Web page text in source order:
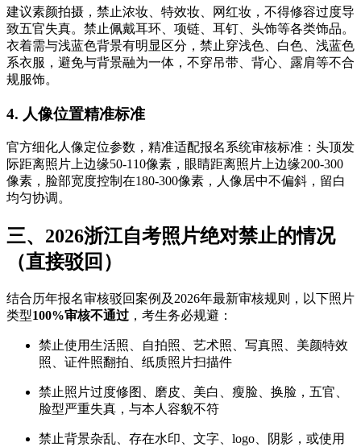
建议素颜拍摄，禁止浓妆、特效妆、网红妆，不得修容过度导
致五官失真。禁止佩戴耳环、项链、耳钉、头饰等各类饰品。
衣着需与浅蓝色背景有明显区分，禁止穿浅色、白色、浅蓝色
系衣服，避免与背景融为一体，不穿吊带、背心、露肩等不合
规服饰。
4. 人像位置精准标准
官方细化人像定位参数，精准适配报名系统审核标准：头顶发
际距离照片上边缘50-110像素，眼睛距离照片上边缘200-300
像素，脸部宽度控制在180-300像素，人像居中不偏斜，留白
均匀协调。
三、2026浙江自考照片绝对禁止的情况
（直接驳回）
结合历年报名审核驳回案例及2026年最新审核规则，以下照片
类型100%审核不通过 ，考生务必规避：
禁止使用生活照、自拍照、艺术照、写真照、美颜特效
照、证件照翻拍、纸质照片扫描件
禁止照片过度修图、磨皮、美白、瘦脸、换脸，五官、
脸型严重失真，与本人容貌不符
禁止背景杂乱、存在水印、文字、logo、阴影，或使用